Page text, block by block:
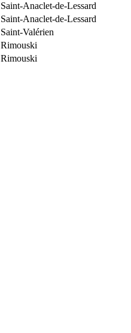
Saint-Anaclet-de-Lessard
Saint-Anaclet-de-Lessard
Saint-Valérien
Rimouski
Rimouski